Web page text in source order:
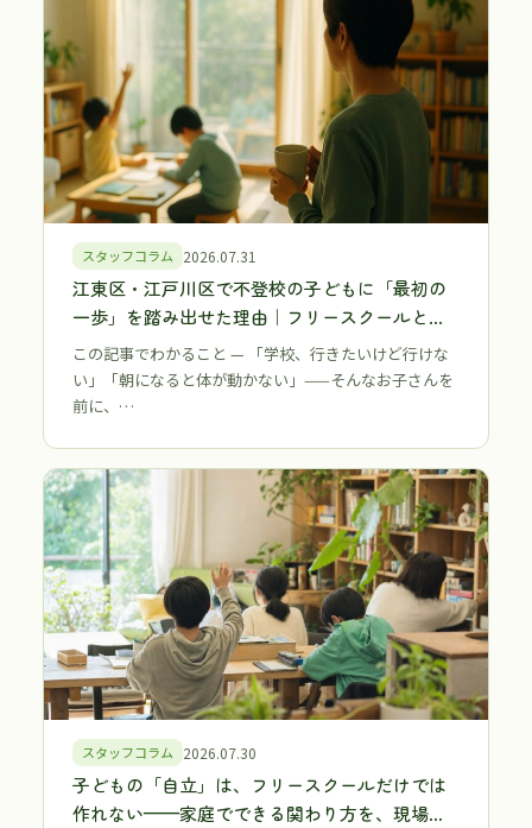
スタッフコラム 2026.07.31
江東区・江戸川区で不登校の子どもに「最初の
一歩」を踏み出せた理由｜フリースクールとい
う選択肢
この記事でわかること — 「学校、行きたいけど行けな
い」「朝になると体が動かない」——そんなお子さんを
前に、…
スタッフコラム 2026.07.30
子どもの「自立」は、フリースクールだけでは
作れない——家庭でできる関わり方を、現場ス